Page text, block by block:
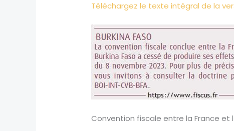
Téléchargez le texte intégral de la
Convention fiscale entre la France et